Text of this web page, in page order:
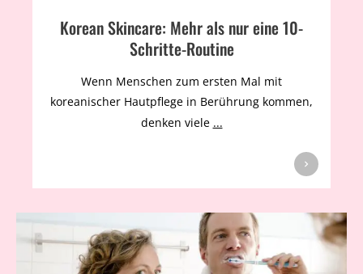
Korean Skincare: Mehr als nur eine 10-
Schritte-Routine
Wenn Menschen zum ersten Mal mit
koreanischer Hautpflege in Berührung kommen,
denken viele ...